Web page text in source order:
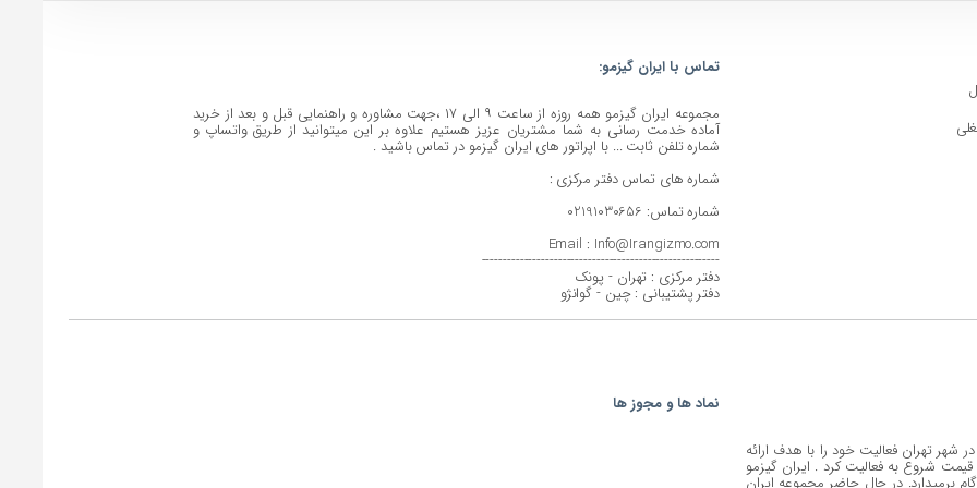
جذابی باشند:
تماس با ایران گیزمو:
مجموعه ایران گیزمو همه روزه از ساعت ۹ الی ۱۷ ،جهت مشاوره و راهنمایی قبل و بعد از خرید
آماده خدمت رسانی به شما مشتریان عزیز هستیم علاوه بر این میتوانید از طریق واتساپ و
شماره تلفن ثابت ... با اپراتور های ایران گیزمو در تماس باشید .
شماره های تماس دفتر مرکزی :
شماره تماس: 02191030656
Email : Info@Irangizmo.com
--------------------------------------------------------
دفتر مرکزی : تهران - پونک
دفتر پشتیبانی : چین - گوانژو
ایران گیزمو، عرضه کننده به روز ترین گجت ها، در خرداد ۱۴۰۱ در شهر تهران فعالیت خود را با هدف ارائه
قیمت شروع به فعالیت کرد . ایران گیزمو
برمیدارد. در حال حاضر مجموعه ایران
نماد ها و مجوز ها